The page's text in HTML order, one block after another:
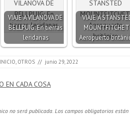
VIAJE A VILANOVA DE
BELLPUIG: En tierras
leridanas
VIAJE A
MOUNTFITCHET:
Aeropuerto
INICIO OTROS // junio 29, 2022
EN CADA COSA
no será publicada. Los campos obligatorios están